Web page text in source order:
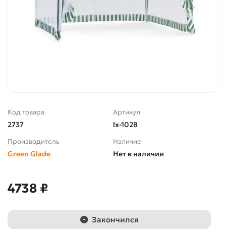
Код товара
2737
Артикул
lx-1028
Производитель
Green Glade
Наличие
Нет в наличии
4738 ₽
Закончился